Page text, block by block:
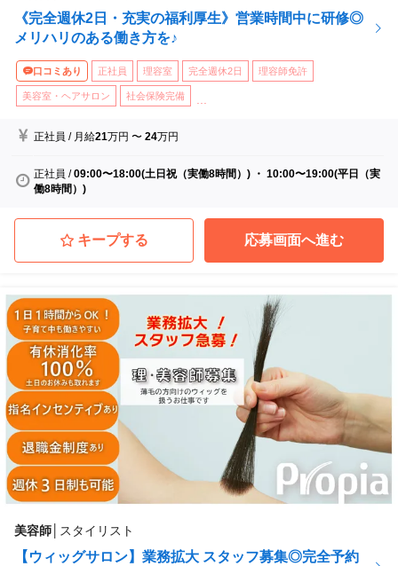
《完全週休2日・充実の福利厚生》営業時間中に研修◎
メリハリのある働き方を♪
口コミあり 正社員 理容室 完全週休2日 理容師免許
美容室・ヘアサロン 社会保険完備
正社員 / 月給21万円 〜24万円
正社員 /09:00〜18:00(土日祝（実働8時間）) ・ 10:00〜19:00(平日（実
働8時間）)
キープする 応募画面へ進む
美容師 スタイリスト
【ウィッグサロン】業務拡大 スタッフ募集◎完全予約